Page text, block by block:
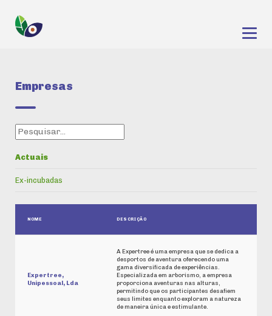
Empresas
Actuais
Ex-incubadas
NOME DESCRIÇÃO
Expertree,
Unipessoal, Lda
A Expertree é uma empresa que se dedica a
desportos de aventura oferecendo uma
gama diversificada de experiências.
Especializada em arborismo, a empresa
proporciona aventuras nas alturas,
permitindo que os participantes desafiem
seus limites enquanto exploram a natureza
de maneira única e estimulante.